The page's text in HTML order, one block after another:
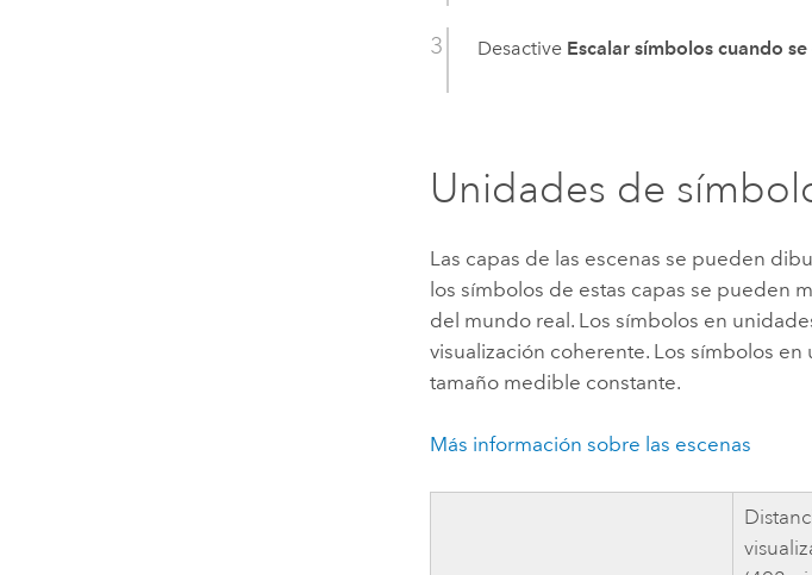
Desactive Escalar símbolos cuando
Unidades de
Las capas de las escenas se pueden
los símbolos de estas capas se pueden
del mundo real. Los símbolos en
visualización coherente. Los símbolos
tamaño medible constante.
Más información sobre las escenas